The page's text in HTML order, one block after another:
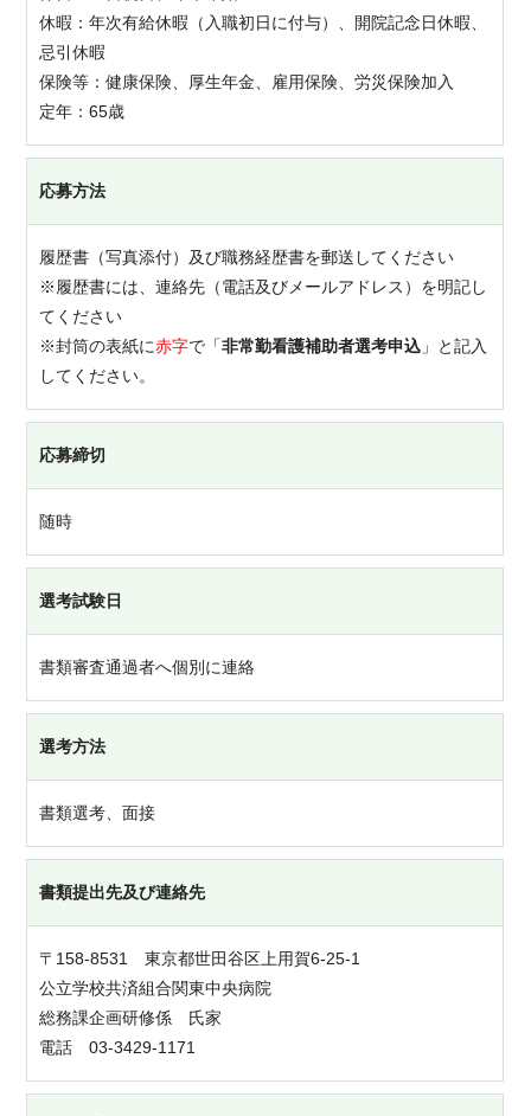
休暇：年次有給休暇（入職初日に付与）、開院記念日休暇、
忌引休暇
保険等：健康保険、厚生年金、雇用保険、労災保険加入
定年：65歳
応募方法
履歴書（写真添付）及び職務経歴書を郵送してください
※履歴書には、連絡先（電話及びメールアドレス）を明記し
てください
※封筒の表紙に赤字で「非常勤看護補助者選考申込 」と記入
してください。
応募締切
随時
選考試験日
書類審査通過者へ個別に連絡
選考方法
書類選考、面接
書類提出先及び連絡先
〒158-8531 東京都世田谷区上用賀6-25-1
公立学校共済組合関東中央病院
総務課企画研修係 氏家
電話 03-3429-1171